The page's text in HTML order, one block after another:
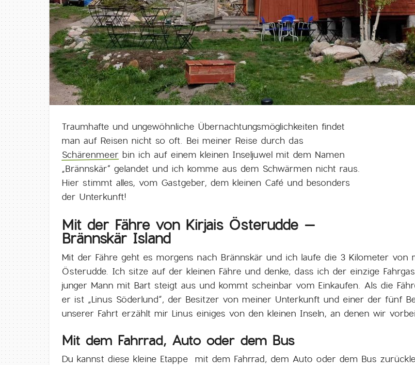
Traumhafte und ungewöhnliche Übernachtungsmöglichkeiten findet
man auf Reisen nicht so oft. Bei meiner Reise durch das
Schärenmeer bin ich auf einem kleinen Inseljuwel mit dem Namen
„Brännskär“ gelandet und ich komme aus dem Schwärmen nicht raus.
Hier stimmt alles, vom Gastgeber, dem kleinen Café und besonders
der Unterkunft!
Mit der Fähre von Kirjais Österudde –
Brännskär Island
Mit der Fähre geht es morgens nach Brännskär und ich laufe die 3 Kilometer von
Österudde. Ich sitze auf der kleinen Fähre und denke, dass ich der einzige
junger Mann mit Bart steigt aus und kommt scheinbar vom Einkaufen. Als die
er ist „Linus Söderlund“, der Besitzer von meiner Unterkunft und einer der fünf
unserer Fahrt erzählt mir Linus einiges von den kleinen Inseln, an denen wir
Mit dem Fahrrad, Auto oder dem Bus
Du kannst diese kleine Etappe mit dem Fahrrad, dem Auto oder dem Bus